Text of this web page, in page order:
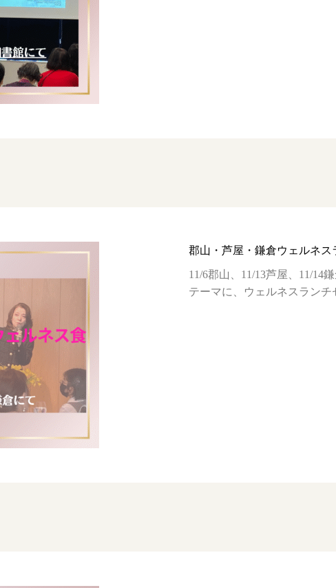
郡山・芦屋・鎌倉ウェルネス
11/6郡山、11/13芦屋、11/14
テーマに、ウェルネスランチ